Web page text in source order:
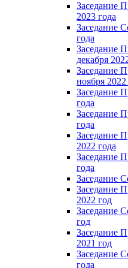
Заседание
2023 года
Заседание
года
Заседание
декабря
Заседание
ноября 2022
Заседание
года
Заседание
года
Заседание
2022 года
Заседание
года
Заседание
Заседание
2022 год
Заседание
год
Заседание
2021 год
Заседание
года